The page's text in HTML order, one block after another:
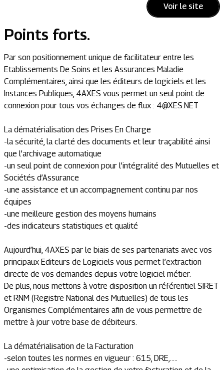
Voir le site
Points forts.
Par son positionnement unique de facilitateur entre les
Etablissements De Soins et les Assurances Maladie
Complémentaires, ainsi que les éditeurs de logiciels et les
Instances Publiques, 4AXES vous permet un seul point de
connexion pour tous vos échanges de flux : 4@XES.NET
La dématérialisation des Prises En Charge
-la sécurité, la clarté des documents et leur traçabilité ainsi
que l’archivage automatique
-un seul point de connexion pour l’intégralité des Mutuelles et
Sociétés d’Assurance
-une assistance et un accompagnement continu par nos
équipes
-une meilleure gestion des moyens humains
-des indicateurs statistiques et qualité
Aujourd’hui, 4AXES par le biais de ses partenariats avec vos
principaux Editeurs de Logiciels vous permet l’extraction
directe de vos demandes depuis votre logiciel métier.
De plus, nous mettons à votre disposition un référentiel SIRET
et RNM (Registre National des Mutuelles) de tous les
Organismes Complémentaires afin de vous permettre de
mettre à jour votre base de débiteurs.
La dématérialisation de la Facturation
-selon toutes les normes en vigueur : 615, DRE,…..